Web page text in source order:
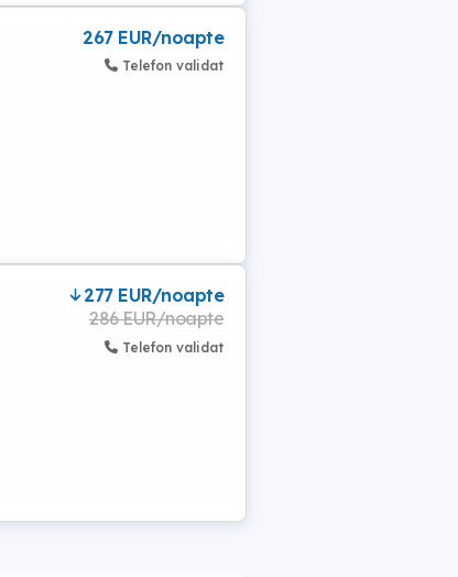
267 EUR/noapte
Telefon validat
277 EUR/noapte
286 EUR/noapte
Telefon validat